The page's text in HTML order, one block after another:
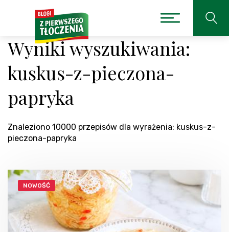
Wyniki wyszukiwania:
kuskus-z-pieczona-
papryka
Znaleziono 10000 przepisów dla wyrażenia: kuskus-z-
pieczona-papryka
NOWOŚĆ